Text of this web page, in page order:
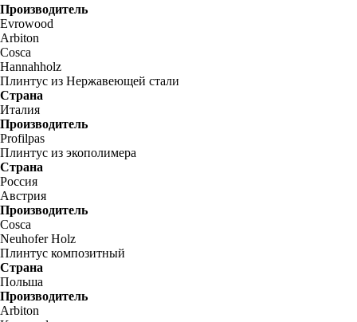
Производитель
Evrowood
Arbiton
Cosca
Hannahholz
Плинтус из Нержавеющей стали
Страна
Италия
Производитель
Profilpas
Плинтус из экополимера
Страна
Россия
Австрия
Производитель
Cosca
Neuhofer Holz
Плинтус композитный
Страна
Польша
Производитель
Arbiton